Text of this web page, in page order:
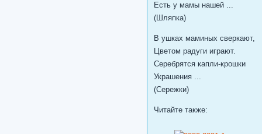
Есть у мамы нашей ...
(Шляпка)
В ушках маминых сверкают,
Цветом радуги играют.
Серебрятся капли-крошки
Украшения ...
(Сережки)
Читайте также: